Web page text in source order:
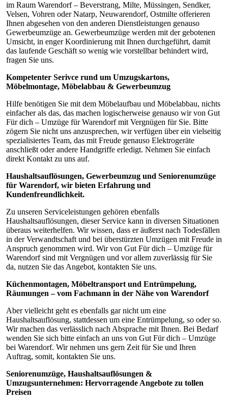
im Raum Warendorf – Beverstrang, Milte, Müssingen, Sendker,
Velsen, Vohren oder Natarp, Neuwarendorf, Ostmilte offerieren
Ihnen abgesehen von den anderen Dienstleistungen genauso
Gewerbeumzüge an. Gewerbeumzüge werden mit der gebotenen
Umsicht, in enger Koordinierung mit Ihnen durchgeführt, damit
das laufende Geschäft so wenig wie vorstellbar behindert wird,
fragen Sie uns.
Kompetenter Serivce rund um Umzugskartons,
Möbelmontage, Möbelabbau & Gewerbeumzug
Hilfe benötigen Sie mit dem Möbelaufbau und Möbelabbau, nichts
einfacher als das, das machen logischerweise genauso wir von Gut
Für dich – Umzüge für Warendorf mit Vergnügen für Sie. Bitte
zögern Sie nicht uns anzusprechen, wir verfügen über ein vielseitig
spezialisiertes Team, das mit Freude genauso Elektrogeräte
anschließt oder andere Handgriffe erledigt. Nehmen Sie einfach
direkt Kontakt zu uns auf.
Haushaltsauflösungen, Gewerbeumzug und Seniorenumzüge
für Warendorf, wir bieten Erfahrung und
Kundenfreundlichkeit.
Zu unseren Serviceleistungen gehören ebenfalls
Haushaltsauflösungen, dieser Service kann in diversen Situationen
überaus weiterhelfen. Wir wissen, dass er äußerst nach Todesfällen
in der Verwandtschaft und bei überstürzten Umzügen mit Freude in
Anspruch genommen wird. Wir von Gut Für dich – Umzüge für
Warendorf sind mit Vergnügen und vor allem zuverlässig für Sie
da, nutzen Sie das Angebot, kontakten Sie uns.
Küchenmontagen, Möbeltransport und Entrümpelung,
Räumungen – vom Fachmann in der Nähe von Warendorf
Aber vielleicht geht es ebenfalls gar nicht um eine
Haushaltsauflösung, stattdessen um eine Entrümpelung, so oder so.
Wir machen das verlässlich nach Absprache mit Ihnen. Bei Bedarf
wenden Sie sich bitte einfach an uns von Gut Für dich – Umzüge
bei Warendorf. Wir nehmen uns gern Zeit für Sie und Ihren
Auftrag, somit, kontakten Sie uns.
Seniorenumzüge, Haushaltsauflösungen &
Umzugsunternehmen: Hervorragende Angebote zu tollen
Preisen